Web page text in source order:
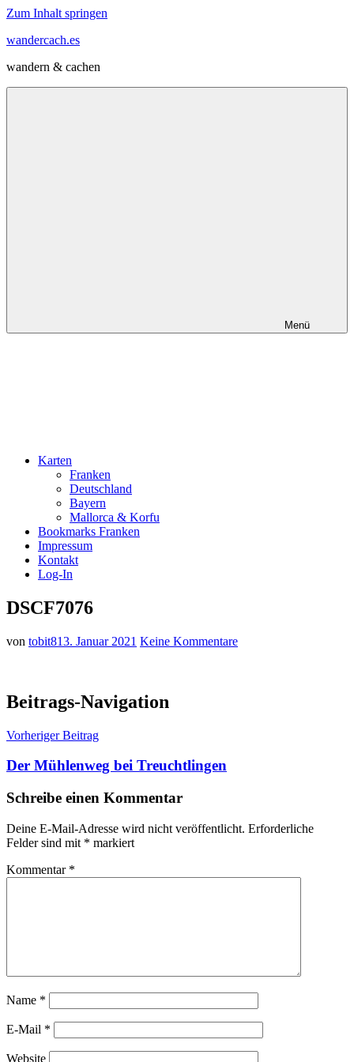
Zum Inhalt springen
wandercach.es
wandern & cachen
Menü
Karten
Franken
Deutschland
Bayern
Mallorca & Korfu
Bookmarks Franken
Impressum
Kontakt
Log-In
DSCF7076
von tobit813. Januar 2021 Keine Kommentare
Beitrags-Navigation
Vorheriger Beitrag
Der Mühlenweg bei Treuchtlingen
Schreibe einen Kommentar
Deine E-Mail-Adresse wird nicht veröffentlicht. Erforderliche
Felder sind mit * markiert
Kommentar *
Name *
E-Mail *
Website